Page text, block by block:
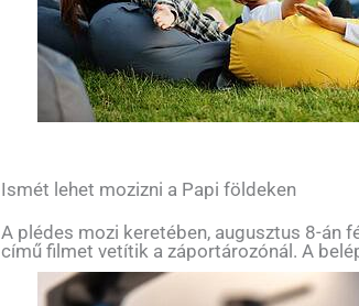
Ismét lehet mozizni a Papi földeken
A plédes mozi keretében, augusztus 8-án
című filmet vetítik a záportározónál. A